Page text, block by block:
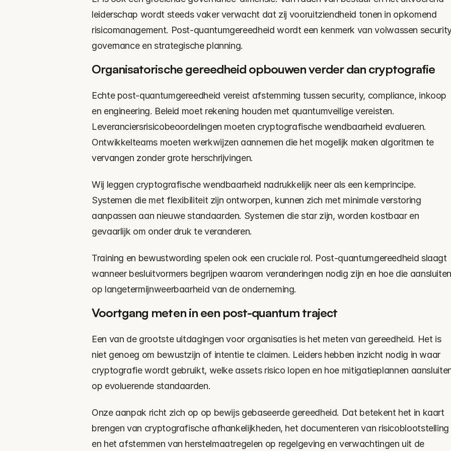
leiderschap wordt steeds vaker verwacht dat zij vooruitziendheid tonen in opkomend
risicomanagement. Post-quantumgereedheid wordt een kenmerk van volwassen
governance en strategische planning.
Organisatorische gereedheid opbouwen verder dan cryptografie
Echte post-quantumgereedheid vereist afstemming tussen security, compliance, inkoop
en engineering. Beleid moet rekening houden met quantumveilige vereisten.
Leveranciersrisicobeoordelingen moeten cryptografische wendbaarheid evalueren.
Ontwikkelteams moeten werkwijzen aannemen die het mogelijk maken algoritmen te
vervangen zonder grote herschrijvingen.
Wij leggen cryptografische wendbaarheid nadrukkelijk neer als een kernprincipe.
Systemen die met flexibiliteit zijn ontworpen, kunnen zich met minimale verstoring
aanpassen aan nieuwe standaarden. Systemen die star zijn, worden kostbaar en
gevaarlijk om onder druk te veranderen.
Training en bewustwording spelen ook een cruciale rol. Post-quantumgereedheid slaagt
wanneer besluitvormers begrijpen waarom veranderingen nodig zijn en hoe die
op langetermijnweerbaarheid van de onderneming.
Voortgang meten in een post-quantum traject
Een van de grootste uitdagingen voor organisaties is het meten van gereedheid. Het is
niet genoeg om bewustzijn of intentie te claimen. Leiders hebben inzicht nodig in waar
cryptografie wordt gebruikt, welke assets risico lopen en hoe mitigatieplannen
op evoluerende standaarden.
Onze aanpak richt zich op op bewijs gebaseerde gereedheid. Dat betekent het in kaart
brengen van cryptografische afhankelijkheden, het documenteren van risicoblootstelling
en het afstemmen van herstelmaatregelen op regelgeving en verwachtingen uit de